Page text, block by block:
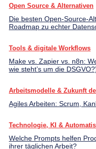
Open Source & Alternativen
Die besten Open-Source-
Roadmap zu echter
Tools & digitale Workflows
Make vs. Zapier vs. n8n:
wie steht’s um die
Arbeitsmodelle & Zukunft
Agiles Arbeiten: Scrum,
Technologie, KI &
Welche Prompts helfen
ihrer täglichen Arbeit?